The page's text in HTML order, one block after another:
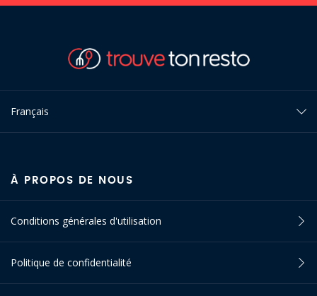
Français
À PROPOS DE NOUS
Conditions générales d'utilisation
Politique de confidentialité